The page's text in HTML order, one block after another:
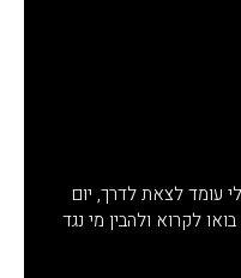
עומד לצאת לדרך, יום
ת"א בואו לקרוא ולהבין מי נגד